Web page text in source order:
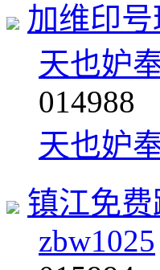
加维印号
天也妒
014988
天也妒
镇江免
zbw1025